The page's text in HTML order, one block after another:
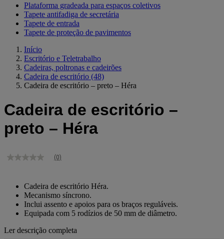
Plataforma gradeada para espaços coletivos
Tapete antifadiga de secretária
Tapete de entrada
Tapete de proteção de pavimentos
Início
Escritório e Teletrabalho
Cadeiras, poltronas e cadeirões
Cadeira de escritório (48)
Cadeira de escritório – preto – Héra
Cadeira de escritório –
preto – Héra
Sem
classificação
Link
mesma
(0)
Cadeira de escritório Héra.
Mecanismo síncrono.
Inclui assento e apoios para os braços reguláveis.
Equipada com 5 rodízios de 50 mm de diâmetro.
Ler descrição completa